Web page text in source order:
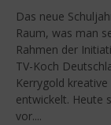
Das neue
Raum, was man
Rahmen der
TV-Koch
Kerrygold
entwickelt. Heute
vor....